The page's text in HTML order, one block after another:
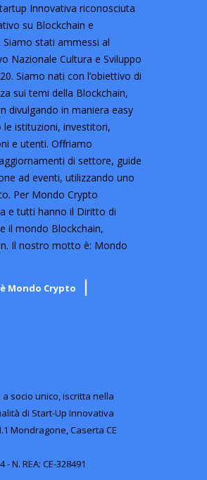
Innovativa riconosciuta
su Blockchain e
stati ammessi al
Nazionale Cultura e Sviluppo
Siamo nati con l’obiettivo di
sui temi della Blockchain,
divulgando in maniera easy
istituzioni, investitori,
e utenti. Offriamo
di settore, guide
ad eventi, utilizzando uno
Per Mondo Crypto
e tutti hanno il Diritto di
il mondo Blockchain,
Il nostro motto è: Mondo
Mondo Crypto
socio unico, iscritta nella
di Start-Up Innovativa
Mondragone, Caserta CE
- N. REA: CE-328491